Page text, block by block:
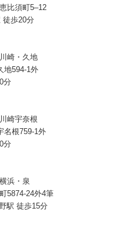
比須町5–12
徒歩20分
崎・久地
地594-1外
分
崎宇奈根
名根759-1外
分
浜・泉
5874-24外4筆
駅 徒歩15分